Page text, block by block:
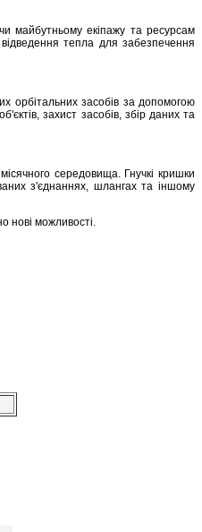
майбутньому екіпажу та ресурсам
відведення тепла для забезпечення
орбітальних засобів за допомогою
захист засобів, збір даних та
середовища. Гнучкі кришки
з'єднаннях, шлангах та іншому
нові можливості.